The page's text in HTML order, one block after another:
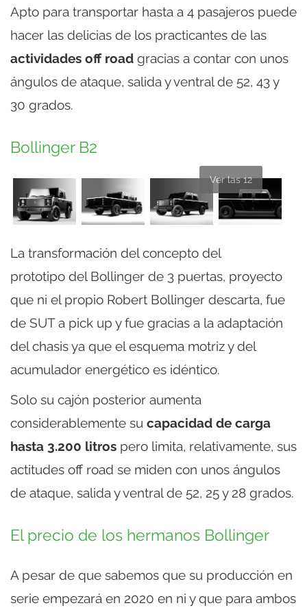
Apto para transportar hasta a 4 pasajeros puede
hacer las delicias de los practicantes de las
actividades off road gracias a contar con unos
ángulos de ataque, salida y ventral de 52, 43 y
30 grados.
Bollinger B2
Ver las 12
La transformación del concepto del
prototipo del Bollinger de 3 puertas, proyecto
que ni el propio Robert Bollinger descarta, fue
de SUT a pick up y fue gracias a la adaptación
del chasis ya que el esquema motriz y del
acumulador energético es idéntico.
Solo su cajón posterior aumenta
considerablemente su capacidad de carga
hasta 3.200 litros pero limita, relativamente, sus
actitudes off road se miden con unos ángulos
de ataque, salida y ventral de 52, 25 y 28 grados.
El precio de los hermanos Bollinger
A pesar de que sabemos que su producción en
serie empezará en 2020 en ni y que para ambos